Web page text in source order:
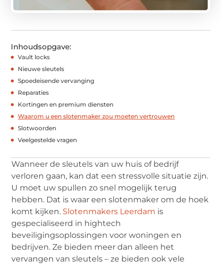
Inhoudsopgave:
Vault locks
Nieuwe sleutels
Spoedeisende vervanging
Reparaties
Kortingen en premium diensten
Waarom u een slotenmaker zou moeten vertrouwen
Slotwoorden
Veelgestelde vragen
Wanneer de sleutels van uw huis of bedrijf
verloren gaan, kan dat een stressvolle situatie zijn.
U moet uw spullen zo snel mogelijk terug
hebben. Dat is waar een slotenmaker om de hoek
komt kijken. Slotenmakers Leerdam is
gespecialiseerd in hightech
beveiligingsoplossingen voor woningen en
bedrijven. Ze bieden meer dan alleen het
vervangen van sleutels – ze bieden ook vele